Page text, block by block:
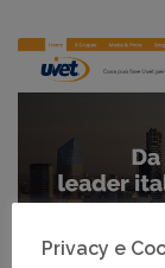
Privacy e